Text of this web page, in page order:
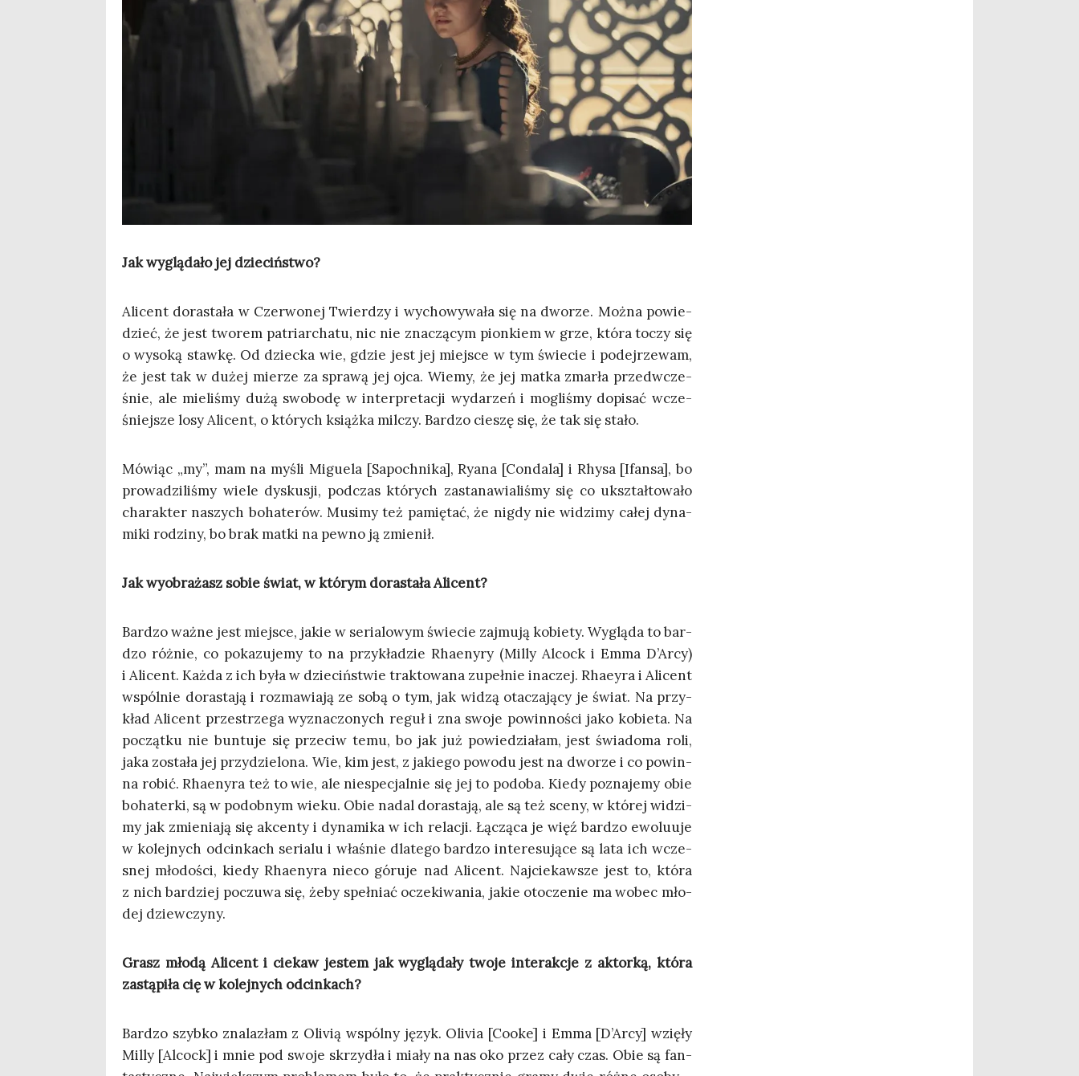
Jak wyglą­da­ło jej dzieciństwo?
Ali­cent dora­sta­ła w Czer­wo­nej Twier­dzy i wycho­wy­wa­ła się na dwo­rze. Moż­na powie­
dzieć, że jest two­rem patriar­cha­tu, nic nie zna­czą­cym pion­kiem w grze, któ­ra toczy się
o wyso­ką staw­kę. Od dziec­ka wie, gdzie jest jej miej­sce w tym świe­cie i podej­rze­wam,
że jest tak w dużej mie­rze za spra­wą jej ojca. Wie­my, że jej mat­ka zmar­ła przed­wcze­
śnie, ale mie­li­śmy dużą swo­bo­dę w inter­pre­ta­cji wyda­rzeń i mogli­śmy dopi­sać wcze­
śniej­sze losy Ali­cent, o któ­rych książ­ka mil­czy. Bar­dzo cie­szę się, że tak się stało.
Mówiąc „my”, mam na myśli Migu­ela [Sapoch­ni­ka], Ryana [Con­da­la] i Rhy­sa [Ifan­sa], bo
pro­wa­dzi­li­śmy wie­le dys­ku­sji, pod­czas któ­rych zasta­na­wia­li­śmy się co ukształ­to­wa­ło
cha­rak­ter naszych boha­te­rów. Musi­my też pamię­tać, że nigdy nie widzi­my całej dyna­
mi­ki rodzi­ny, bo brak mat­ki na pew­no ją zmienił.
Jak wyobra­żasz sobie świat, w któ­rym dora­sta­ła Alicent?
Bar­dzo waż­ne jest miej­sce, jakie w seria­lo­wym świe­cie zaj­mu­ją kobie­ty. Wyglą­da to bar­
dzo róż­nie, co poka­zu­je­my to na przy­kła­dzie Rha­eny­ry (Mil­ly Alcock i Emma D’Arcy)
i Ali­cent. Każ­da z ich była w dzie­ciń­stwie trak­to­wa­na zupeł­nie ina­czej. Rha­ey­ra i Ali­cent
wspól­nie dora­sta­ją i roz­ma­wia­ją ze sobą o tym, jak widzą ota­cza­ją­cy je świat. Na przy­
kład Ali­cent prze­strze­ga wyzna­czo­nych reguł i zna swo­je powin­no­ści jako kobie­ta. Na
począt­ku nie bun­tu­je się prze­ciw temu, bo jak już powie­dzia­łam, jest świa­do­ma roli,
jaka zosta­ła jej przy­dzie­lo­na. Wie, kim jest, z jakie­go powo­du jest na dwo­rze i co powin­
na robić. Rha­eny­ra też to wie, ale nie­spe­cjal­nie się jej to podo­ba. Kie­dy pozna­je­my obie
boha­ter­ki, są w podob­nym wie­ku. Obie nadal dora­sta­ją, ale są też sce­ny, w któ­rej widzi­
my jak zmie­nia­ją się akcen­ty i dyna­mi­ka w ich rela­cji. Łączą­ca je więź bar­dzo ewo­lu­uje
w kolej­nych odcin­kach seria­lu i wła­śnie dla­te­go bar­dzo inte­re­su­ją­ce są lata ich wcze­
snej mło­do­ści, kie­dy Rha­eny­ra nie­co góru­je nad Ali­cent. Naj­cie­kaw­sze jest to, któ­ra
z nich bar­dziej poczu­wa się, żeby speł­niać ocze­ki­wa­nia, jakie oto­cze­nie ma wobec mło­
dej dziewczyny.
Grasz mło­dą Ali­cent i cie­kaw jestem jak wyglą­da­ły two­je inte­rak­cje z aktor­ką, któ­ra
zastą­pi­ła cię w kolej­nych odcinkach?
Bar­dzo szyb­ko zna­la­złam z Oli­vią wspól­ny język. Oli­via [Cooke] i Emma [D’Arcy] wzię­ły
Mil­ly [Alcock] i mnie pod swo­je skrzy­dła i mia­ły na nas oko przez cały czas. Obie są fan­